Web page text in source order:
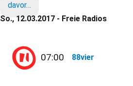
davor…
So., 12.03.2017 - Freie Radios
07:00 88vier